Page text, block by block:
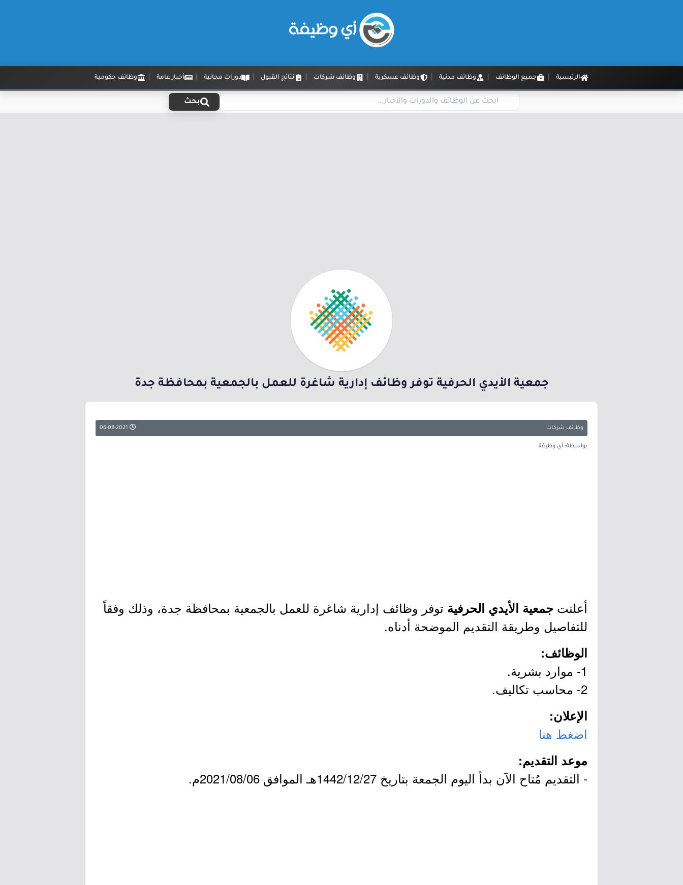
الرئيسية جميع الوظائف وظائف مدنية وظائف عسكرية وظائف شركات نتائج القبول دورات مجانية أخبار عامة وظائف حكومية
بحث
جمعية الأيدي الحرفية توفر وظائف إدارية شاغرة للعمل بالجمعية بمحافظة جدة
وظائف شركات
بواسطة: أي وظيفة
أعلنت جمعية الأيدي الحرفية توفر وظائف إدارية شاغرة للعمل بالجمعية بمحافظة جدة، وذلك وفقاً
للتفاصيل وطريقة التقديم الموضحة أدناه.
الوظائف:
1- موارد بشرية.
2- محاسب تكاليف.
الإعلان:
اضغط هنا
موعد التقديم:
- التقديم مُتاح الآن بدأ اليوم الجمعة بتاريخ 1442/12/27هـ الموافق 2021/08/06م.